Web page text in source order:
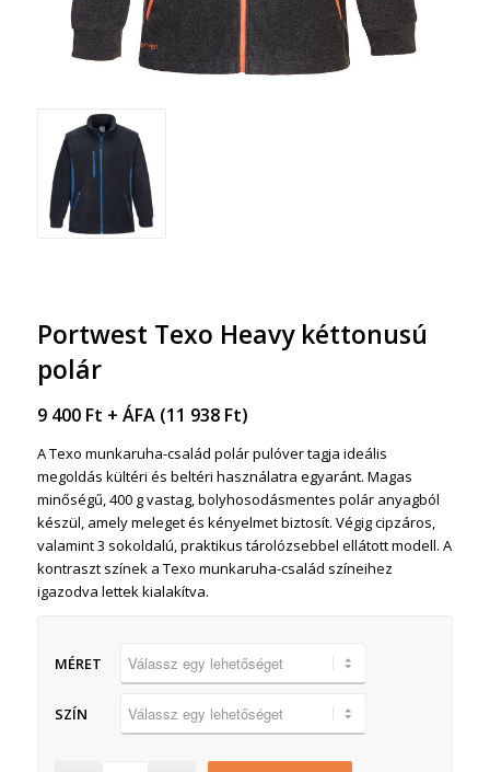
Portwest Texo Heavy kéttonusú
polár
9 400 Ft + ÁFA (11 938 Ft)
A Texo munkaruha-család polár pulóver tagja ideális
megoldás kültéri és beltéri használatra egyaránt. Magas
minőségű, 400 g vastag, bolyhosodásmentes polár anyagból
készül, amely meleget és kényelmet biztosít. Végig cipzáros,
valamint 3 sokoldalú, praktikus tárolózsebbel ellátott modell. A
kontraszt színek a Texo munkaruha-család színeihez
igazodva lettek kialakítva.
MÉRET
SZÍN